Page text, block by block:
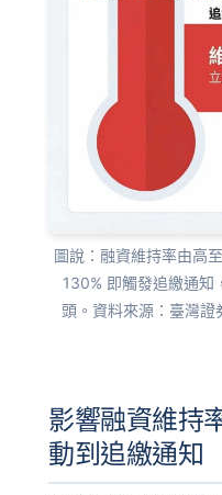
圖說：融資維持率由高
130% 即觸發追繳通知
頭。資料來源：臺灣證
影響融資維持
動到追繳通知